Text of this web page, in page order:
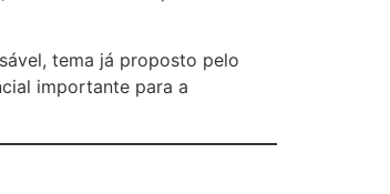
tema já proposto pelo
importante para a